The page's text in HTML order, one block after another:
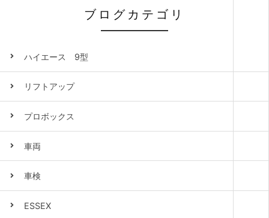
ブログカテゴリ
ハイエース 9型
リフトアップ
プロボックス
車両
車検
ESSEX